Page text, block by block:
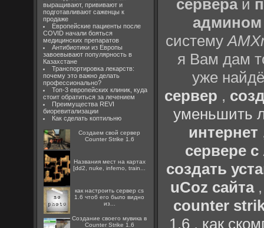
выращивают, прививают и
подготавливают саженцы к
продаже
Европейские пациенты после
COVID начали бояться
медицинских препаратов
Антибиотики из Европы
завоевывают популярность в
Казахстане
Транспортировка лекарств:
почему это важно делать
профессионально?
Топ-3 европейских клиник, куда
стоит обратиться за лечением
Преимущества REVI
биоревитализации
Как сделать коптильню
Создаем свой сервер
Counter Strike 1.6
Названия мест на картах
[dd2, nuke, inferno, train...
как настроить сервер cs
1.6 чтоб его было видно
из...
Создание своего мувика в
Counter Strike 1.6
сервераи
админом
систему
я Вам дам
уже
сервер ,
уменьшить
интернет
сервере
создать
uCoz сайта
counter
1.6, как